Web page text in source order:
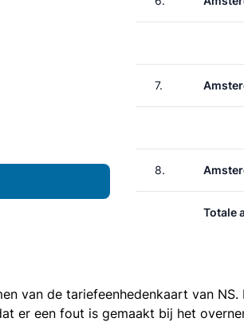
7.
8.
Totale
van de tariefeenhedenkaart van NS.
er een fout is gemaakt bij het